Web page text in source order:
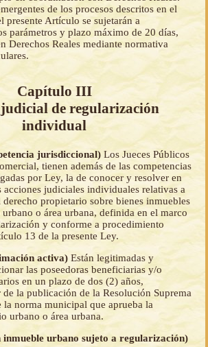
de los procesos descritos en el
presente Artículo se sujetarán a
parámetros y plazo máximo de 20 días,
Derechos Reales mediante normativa
Capítulo III
judicial de regularización
individual
jurisdiccional) Los Jueces Públicos
tienen además de las competencias
por Ley, la de conocer y resolver en
acciones judiciales individuales relativas a
propietario sobre bienes inmuebles
o área urbana, definida en el marco
y conforme a procedimiento
13 de la presente Ley.
activa) Están legitimadas y
las poseedoras beneficiarias y/o
en un plazo de dos (2) años,
la publicación de la Resolución Suprema
norma municipal que aprueba la
urbano o área urbana.
inmueble urbano sujeto a regularización)